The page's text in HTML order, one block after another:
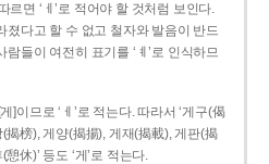
르면 ‘ㅔ’로 적어야 할 것처럼 보인다.
졌다고 할 수 없고 철자와 발음이 반드
들이 여전히 표기를 ‘ㅖ’로 인식하므
]이므로 ‘ㅔ’로 적는다. 따라서 ‘게구(偈
揭榜), 게양(揭揚), 게재(揭載), 게판(揭
休)’ 등도 ‘게’로 적는다.